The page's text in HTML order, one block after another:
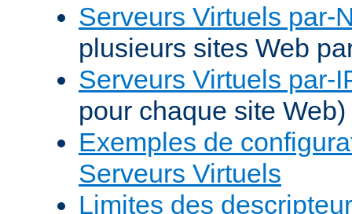
Serveurs Virtuels par-
plusieurs sites Web
Serveurs Virtuels par-
pour chaque site Web)
Exemples de
Serveurs Virtuels
Limites des